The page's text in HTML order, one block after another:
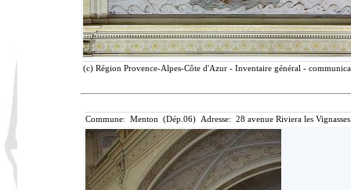
(c) Région Provence-Alpes-Côte d'Azur - Inventaire général -
Commune: Menton (Dép.06) Adresse: 28 avenue Riviera les